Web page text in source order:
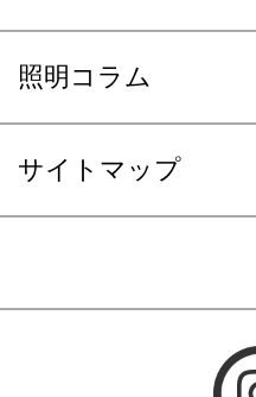
照明コラム
サイトマップ